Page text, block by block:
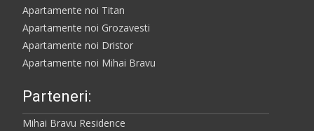
Apartamente noi Titan
Apartamente noi Grozavesti
Apartamente noi Dristor
Apartamente noi Mihai Bravu
Parteneri:
Mihai Bravu Residence